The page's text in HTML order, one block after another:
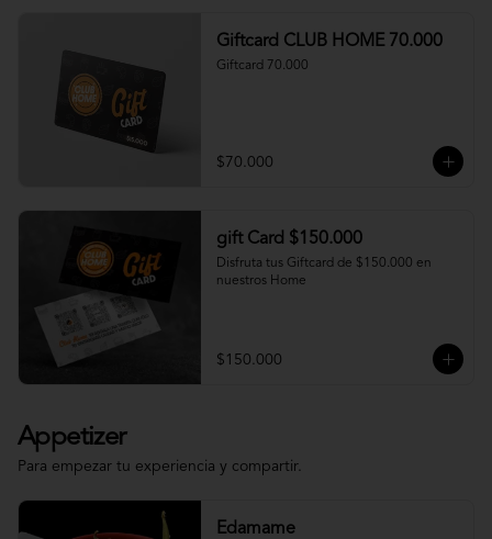
Giftcard CLUB HOME 70.000
Giftcard 70.000
$70.000
gift Card $150.000
Disfruta tus Giftcard de $150.000 en
nuestros Home
$150.000
Appetizer
Para empezar tu experiencia y compartir.
Edamame